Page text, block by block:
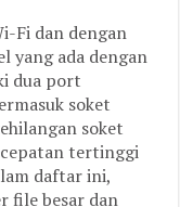
Fi dan dengan
yang ada dengan
dua port
soket
soket
tertinggi
daftar ini,
file besar dan